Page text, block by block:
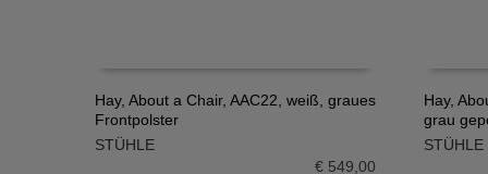
IN DEN WARENKORB
Hay, About a Chair, AAC22, weiß, graues
Frontpolster
STÜHLE
€549,00
IN
Hay,
grau
STÜHLE